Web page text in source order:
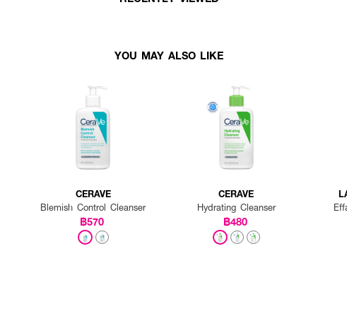
YOU MAY ALSO LIKE
CERAVE
Blemish Control Cleanser
฿570
CERAVE
Hydrating Cleanser
฿480